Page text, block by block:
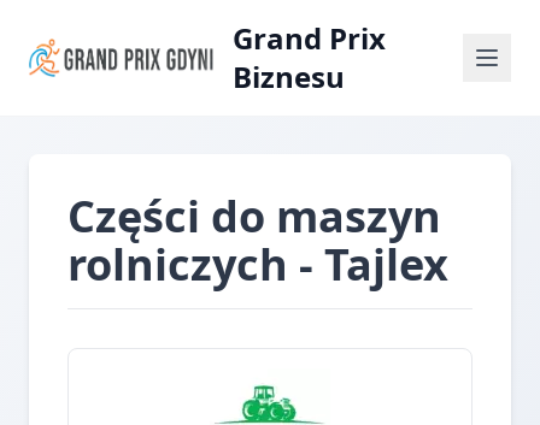
Grand Prix
Biznesu
Części do maszyn
rolniczych - Tajlex